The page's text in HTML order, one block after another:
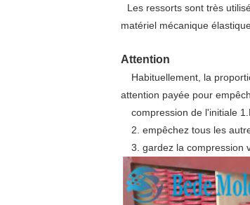
Les ressorts sont très
matériel mécanique
Attention
Habituellement, la
attention payée pour
compression de l'initiale
2. empêchez tous les
3. gardez la compression